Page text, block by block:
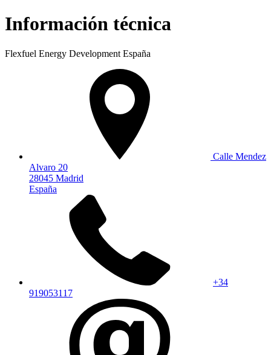
Información técnica
Flexfuel Energy Development España
Calle Mendez
Alvaro 20
28045 Madrid
España
+34
919053117